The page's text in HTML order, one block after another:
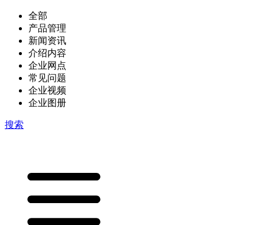
全部
产品管理
新闻资讯
介绍内容
企业网点
常见问题
企业视频
企业图册
搜索